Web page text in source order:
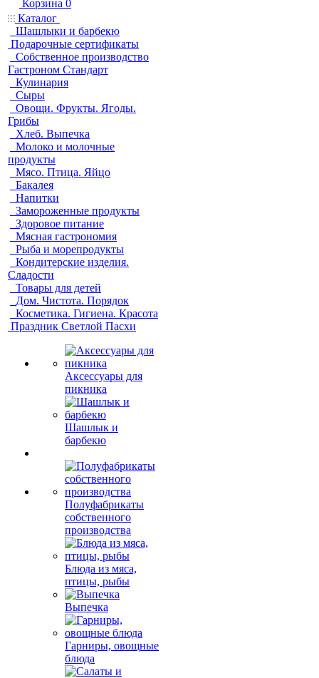
Корзина 0
Каталог
Шашлыки и барбекю
Подарочные сертификаты
Собственное производство
Гастроном Стандарт
Кулинария
Сыры
Овощи. Фрукты. Ягоды.
Грибы
Хлеб. Выпечка
Молоко и молочные
продукты
Мясо. Птица. Яйцо
Бакалея
Напитки
Замороженные продукты
Здоровое питание
Мясная гастрономия
Рыба и морепродукты
Кондитерские изделия.
Сладости
Товары для детей
Дом. Чистота. Порядок
Косметика. Гигиена. Красота
Праздник Светлой Пасхи
Аксессуары для
пикника
Шашлык и
барбекю
Полуфабрикаты
собственного
производства
Блюда из мяса,
птицы, рыбы
Выпечка
Гарниры, овощные
блюда